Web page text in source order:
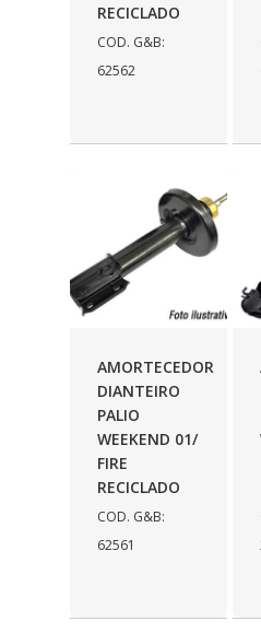
RECICLADO
COD. G&B:
62562
AMORTECEDOR
DIANTEIRO
PALIO
WEEKEND 01/
FIRE
RECICLADO
COD. G&B:
62561